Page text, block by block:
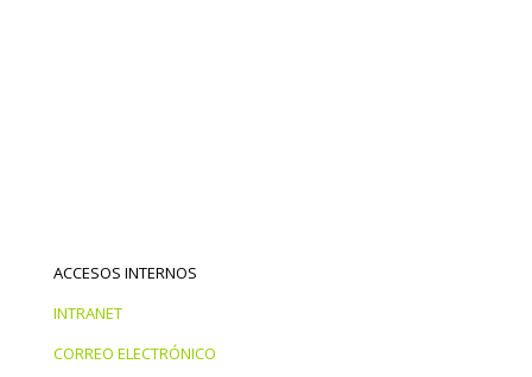
ACCESOS INTERNOS
INTRANET
CORREO ELECTRÓNICO